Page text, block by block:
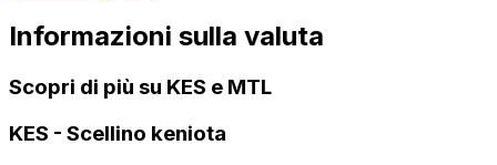
Informazioni sulla valuta
Scopri di più su KES e MTL
KES - Scellino keniota